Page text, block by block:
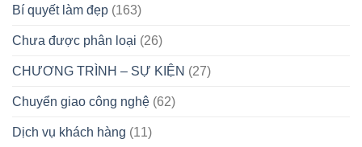
Bí quyết làm đẹp (163)
Chưa được phân loại (26)
CHƯƠNG TRÌNH – SỰ KIỆN (27)
Chuyển giao công nghệ (62)
Dịch vụ khách hàng (11)